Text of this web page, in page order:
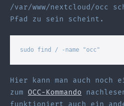
/var/www/nextcloud/occ
Pfad zu sein scheint.
sudo find / -name "occ"
Hier kann man auch noch
zum OCC-Kommando
funktioniert auch ein